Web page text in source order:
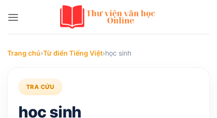
qua
Trang chủ›Từ điển Tiếng Việt›học sinh
TRA CỨU
học sinh